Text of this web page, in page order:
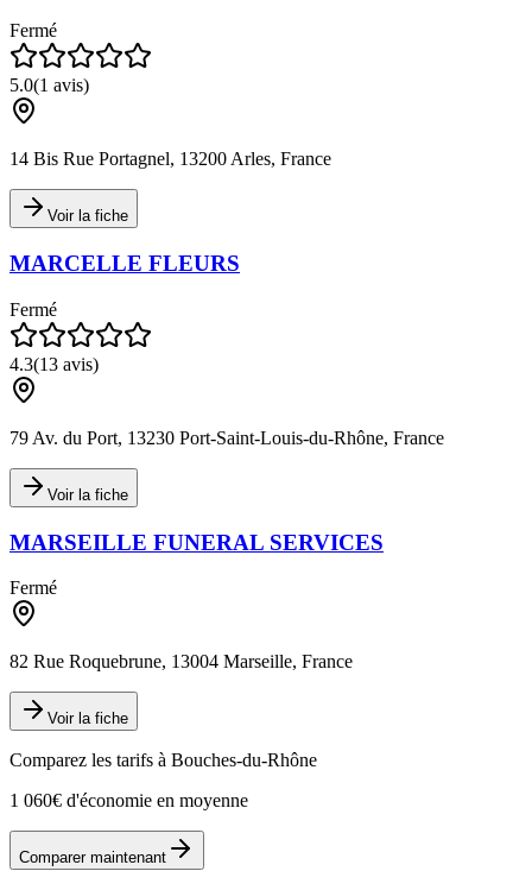
Fermé
5.0(1 avis)
14 Bis Rue Portagnel, 13200 Arles, France
Voir la fiche
MARCELLE FLEURS
Fermé
4.3(13 avis)
79 Av. du Port, 13230 Port-Saint-Louis-du-Rhône, France
Voir la fiche
MARSEILLE FUNERAL SERVICES
Fermé
82 Rue Roquebrune, 13004 Marseille, France
Voir la fiche
Comparez les tarifs à Bouches-du-Rhône
1 060€ d'économie en moyenne
Comparer maintenant